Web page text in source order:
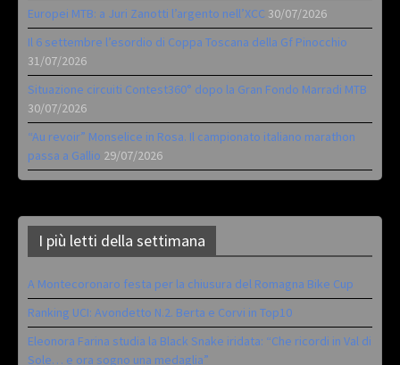
Europei MTB: a Juri Zanotti l’argento nell’XCC 30/07/2026
Il 6 settembre l’esordio di Coppa Toscana della Gf Pinocchio
31/07/2026
Situazione circuiti Contest360° dopo la Gran Fondo Marradi MTB
30/07/2026
“Au revoir” Monselice in Rosa. Il campionato italiano marathon
passa a Gallio 29/07/2026
I più letti della settimana
A Montecoronaro festa per la chiusura del Romagna Bike Cup
Ranking UCI: Avondetto N.2. Berta e Corvi in Top10
Eleonora Farina studia la Black Snake iridata: “Che ricordi in Val di
Sole… e ora sogno una medaglia”